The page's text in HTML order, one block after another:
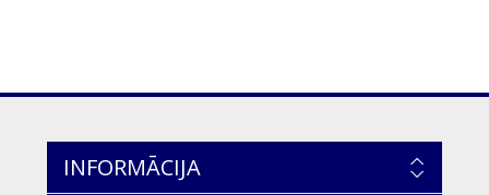
INFORMĀCIJA